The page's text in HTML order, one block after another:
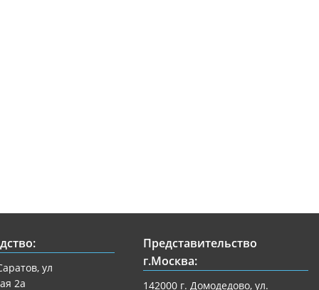
ул
2а
Представительство
г.Москва:
142000 г. Домодедово, ул.